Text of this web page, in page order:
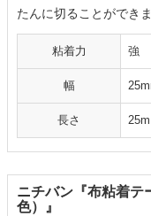
たんに切ることができま
粘着力 強
幅
長さ 25m
ニチバン『布粘着テ
色）』